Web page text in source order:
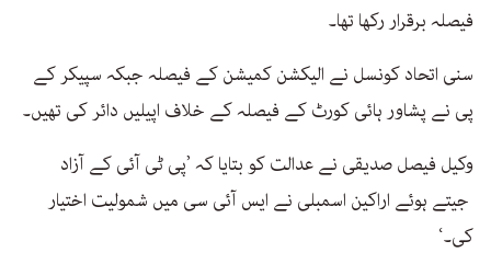
فیصلہ برقرار رکھا تھا۔
سنی اتحاد کونسل نے الیکشن کمیشن کے فیصلہ جبکہ سپیکر کے
پی نے پشاور ہائی کورٹ کے فیصلہ کے خلاف اپیلیں دائر کی تھیں۔
وکیل فیصل صدیقی نے عدالت کو بتایا کہ ’پی ٹی آئی کے آزاد
جیتے ہوئے اراکین اسمبلی نے ایس آئی سی میں شمولیت اختیار
کی۔‘